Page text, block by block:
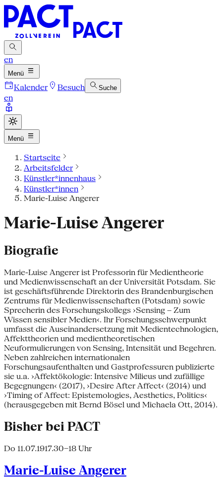
en
Menü
Kalender Besuch Suche
en
Menü
Startseite
Arbeitsfelder
Künstler*innenhaus
Künstler*innen
Marie-Luise Angerer
Marie-Luise Angerer
Biografie
Marie-Luise Angerer ist Professorin für Medientheorie
und Medienwissenschaft an der Universität Potsdam. Sie
ist geschäftsführende Direktorin des Brandenburgischen
Zentrums für Medienwissenschaften (Potsdam) sowie
Sprecherin des Forschungskollegs ›Sensing – Zum
Wissen sensibler Medien‹. Ihr Forschungsschwerpunkt
umfasst die Auseinandersetzung mit Medientechnologien,
Affekttheorien und medientheoretischen
Neuformulierungen von Sensing, Intensität und Begehren.
Neben zahlreichen internationalen
Forschungsaufenthalten und Gastprofessuren publizierte
sie u.a. ›Affektökologie: Intensive Milieus und zufällige
Begegnungen‹ (2017), ›Desire After Affect‹ (2014) und
›Timing of Affect: Epistemologies, Aesthetics, Politics‹
(herausgegeben mit Bernd Bösel und Michaela Ott, 2014).
Bisher bei PACT
Do 11.07.1917.30–18 Uhr
Marie-Luise Angerer